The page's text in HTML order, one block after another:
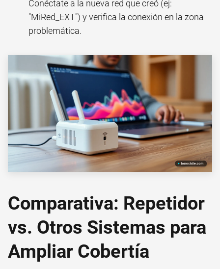
Conéctate a la nueva red que creó (ej:
"MiRed_EXT") y verifica la conexión en la zona
problemática.
Comparativa: Repetidor
vs. Otros Sistemas para
Ampliar Cobertía